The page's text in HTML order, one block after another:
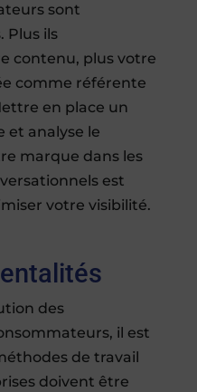
sont
Plus ils
contenu, plus votre
comme référente
en place un
et analyse le
marque dans les
est
votre visibilité.
des
il est
de travail
doivent être